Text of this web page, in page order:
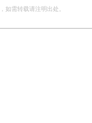
如需转载请注明出处。